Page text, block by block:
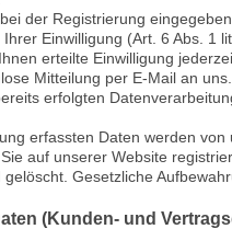
der Registrierung
Einwilligung (Art. 6 Abs. 1
erteilte Einwilligung
Mitteilung per E-Mail an
erfolgten
erfassten Daten werden von
auf unserer Website
Gesetzliche
(Kunden- und